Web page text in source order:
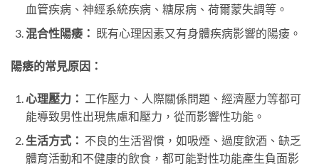
血管疾病、神經系統疾病、糖尿病、荷爾蒙失調等。
混合性陽痿： 既有心理因素又有身體疾病影響的陽痿。
陽痿的常見原因：
心理壓力： 工作壓力、人際關係問題、經濟壓力等都可
能導致男性出現焦慮和壓力，從而影響性功能。
生活方式： 不良的生活習慣，如吸煙、過度飲酒、缺乏
體育活動和不健康的飲食，都可能對性功能產生負面影